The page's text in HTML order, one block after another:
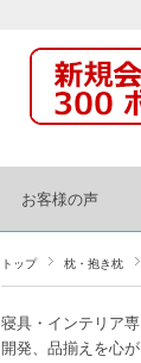
お客様の声
トップ 枕・抱き枕
寝具・インテリア
開発、品揃えを心が